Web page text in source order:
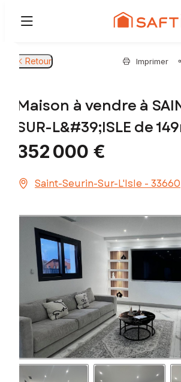
Retour Imprimer
Maison à vendre à
SUR-L&#39;ISLE de
352 000 €
Saint-Seurin-Sur-L'Isle - 33660